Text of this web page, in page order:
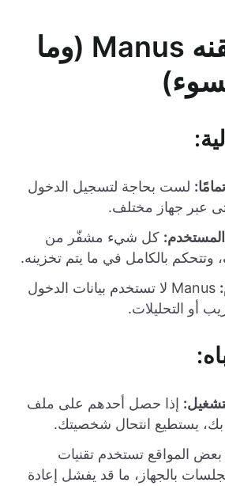
ما الذي تتقنه Manus (وما
لست بحاجة لتسجيل الدخول
عبر جهاز مختلف.
كل شيء مشفّر من
بالكامل في ما يتم تخزينه.
Manus لا تستخدم بيانات الدخول
أو التحليلات.
إذا حصل أحدهم على ملف
يستطيع انتحال شخصيتك.
بعض المواقع تستخدم تقنيات
بالجهاز، ما قد يفشل إعادة